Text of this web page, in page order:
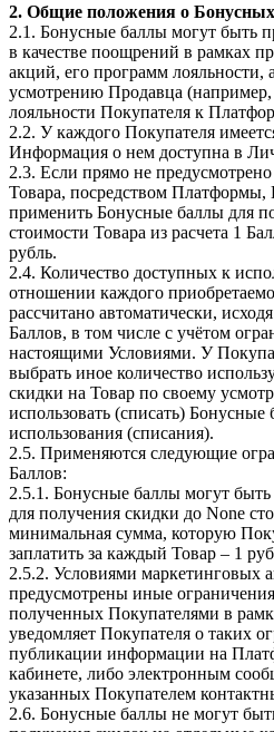
2. Общие положения о
2.1. Бонусные баллы могут быть
в качестве поощрений в рамках
акций, его программ лояльности,
усмотрению Продавца
лояльности Покупателя к
2.2. У каждого Покупателя
Информация о нем доступна в
2.3. Если прямо не
Товара, посредством Платформы,
применить Бонусные баллы для
стоимости Товара из расчета 1
рубль.
2.4. Количество доступных к
отношении каждого
рассчитано автоматически,
Баллов, в том числе с учётом
настоящими Условиями. У
выбрать иное количество
скидки на Товар по своему
использовать (списать) Бонусные
использования (списания).
2.5. Применяются следующие
Баллов:
2.5.1. Бонусные баллы могут
для получения скидки до None
минимальная сумма, которую
заплатить за каждый Товар – 1
2.5.2. Условиями маркетинговых
предусмотрены иные
полученных Покупателями в
уведомляет Покупателя о таких
публикации информации на
кабинете, либо электронным
указанных Покупателем
2.6. Бонусные баллы не могут